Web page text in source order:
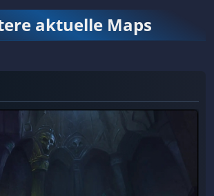
aktuelle Maps